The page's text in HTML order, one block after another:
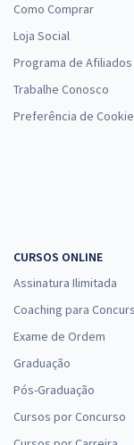
Como Comprar
Loja Social
Programa de Afiliados
Trabalhe Conosco
Preferência de
CURSOS ONLINE
Assinatura Ilimitada
Coaching para
Exame de Ordem
Graduação
Pós-Graduação
Cursos por Concurso